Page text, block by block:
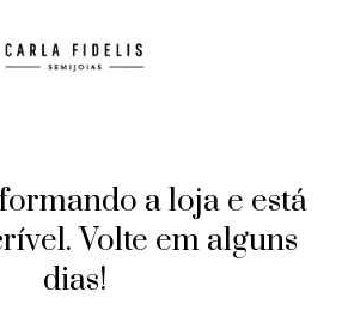
a loja e está
Volte em alguns
dias!